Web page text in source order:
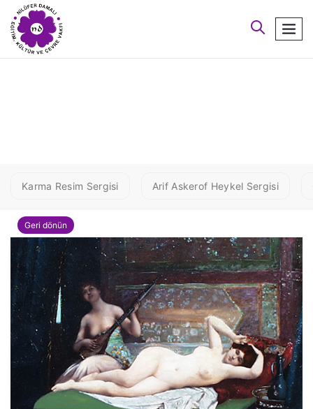
arayın
Karma Resim Sergisi Arif Askerof Heykel Sergisi
Geri dönün